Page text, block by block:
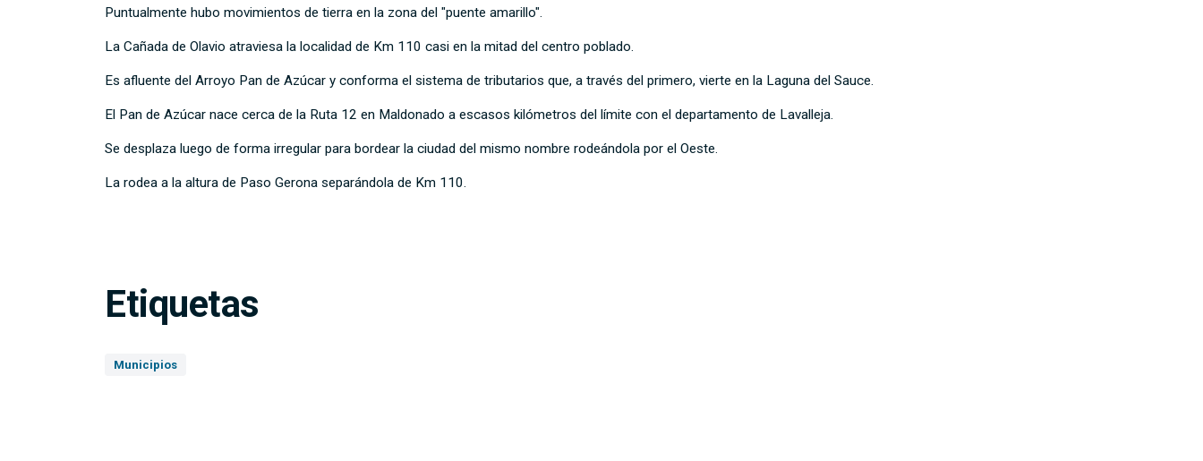
Puntualmente hubo movimientos de tierra en la zona del "puente amarillo".
La Cañada de Olavio atraviesa la localidad de Km 110 casi en la mitad del centro poblado.
Es afluente del Arroyo Pan de Azúcar y conforma el sistema de tributarios que, a través del primero, vierte en la Laguna del Sauce.
El Pan de Azúcar nace cerca de la Ruta 12 en Maldonado a escasos kilómetros del límite con el departamento de Lavalleja.
Se desplaza luego de forma irregular para bordear la ciudad del mismo nombre rodeándola por el Oeste.
La rodea a la altura de Paso Gerona separándola de Km 110.
Etiquetas
Municipios